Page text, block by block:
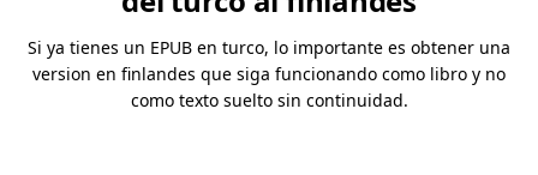
Si ya tienes un EPUB en turco, lo importante es obtener una
version en finlandes que siga funcionando como libro y no
como texto suelto sin continuidad.